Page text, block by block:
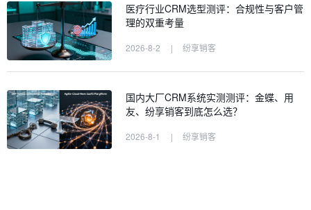
医疗行业CRM选型测评：合规性与客户管
理的双重考量
2026-8-2 | 纷享销客
国内大厂CRM系统实测测评：金蝶、用
友、纷享销客到底怎么选？
2026-8-1 | 纷享销客